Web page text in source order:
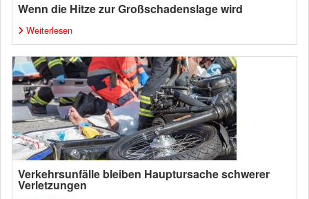
Wenn die Hitze zur Großschadenslage wird
Weiterlesen
Verkehrsunfälle bleiben Hauptursache schwerer
Verletzungen